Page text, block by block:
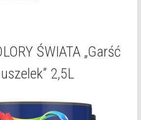
ŚWIATA „Garść
2,5L